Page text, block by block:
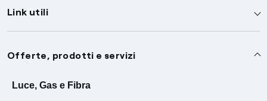
Link utili
Assistenza
Avvisi
Servizi
Offerte, prodotti e servizi
Luce, Gas e Fibra